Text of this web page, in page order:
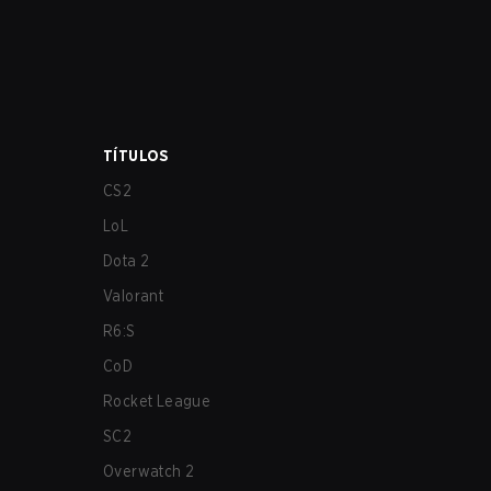
TÍTULOS
CS2
LoL
Dota 2
Valorant
R6:S
CoD
Rocket League
SC2
Overwatch 2